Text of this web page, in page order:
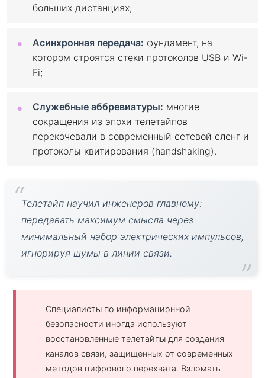
больших дистанциях;
Асинхронная передача: фундамент, на
котором строятся стеки протоколов USB и Wi-
Fi;
Служебные аббревиатуры: многие
сокращения из эпохи телетайпов
перекочевали в современный сетевой сленг и
протоколы квитирования (handshaking).
Телетайп научил инженеров главному:
передавать максимум смысла через
минимальный набор электрических импульсов,
игнорируя шумы в линии связи.
Специалисты по информационной
безопасности иногда используют
восстановленные телетайпы для создания
каналов связи, защищенных от современных
методов цифрового перехвата. Взломать